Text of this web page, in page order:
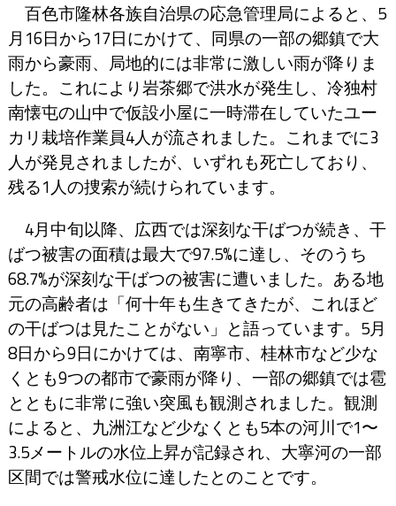
百色市隆林各族自治県の応急管理局によると、5
月16日から17日にかけて、同県の一部の郷鎮で大
雨から豪雨、局地的には非常に激しい雨が降りま
した。これにより岩茶郷で洪水が発生し、冷独村
南懐屯の山中で仮設小屋に一時滞在していたユー
カリ栽培作業員4人が流されました。これまでに3
人が発見されましたが、いずれも死亡しており、
残る1人の捜索が続けられています。
4月中旬以降、広西では深刻な干ばつが続き、干
ばつ被害の面積は最大で97.5%に達し、そのうち
68.7%が深刻な干ばつの被害に遭いました。ある地
元の高齢者は「何十年も生きてきたが、これほど
の干ばつは見たことがない」と語っています。5月
8日から9日にかけては、南寧市、桂林市など少な
くとも9つの都市で豪雨が降り、一部の郷鎮では雹
とともに非常に強い突風も観測されました。観測
によると、九洲江など少なくとも5本の河川で1〜
3.5メートルの水位上昇が記録され、大寧河の一部
区間では警戒水位に達したとのことです。